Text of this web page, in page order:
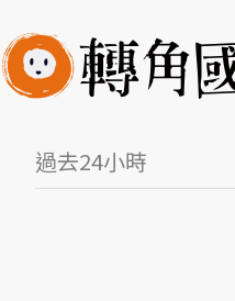
過去24小時